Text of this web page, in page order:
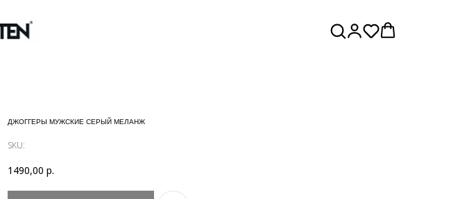
ДЖОГГЕРЫ МУЖСКИЕ СЕРЫЙ МЕЛАНЖ
SKU:
1490,00 р.